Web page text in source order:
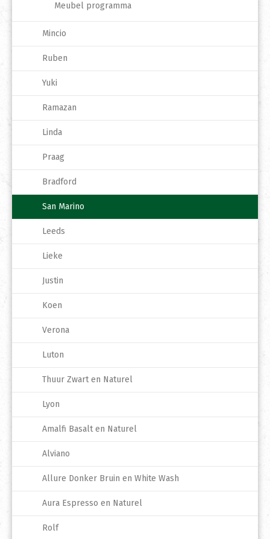
Meubel programma
Mincio
Ruben
Yuki
Ramazan
Linda
Praag
Bradford
San Marino
Leeds
Lieke
Justin
Koen
Verona
Luton
Thuur Zwart en Naturel
Lyon
Amalfi Basalt en Naturel
Alviano
Allure Donker Bruin en White Wash
Aura Espresso en Naturel
Rolf